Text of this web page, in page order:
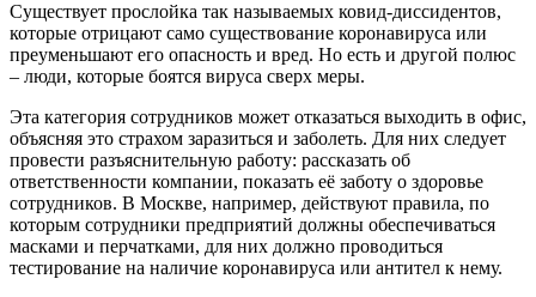
Существует прослойка так называемых ковид-диссидентов,
которые отрицают само существование коронавируса или
преуменьшают его опасность и вред. Но есть и другой полюс
– люди, которые боятся вируса сверх меры.
Эта категория сотрудников может отказаться выходить в офис,
объясняя это страхом заразиться и заболеть. Для них следует
провести разъяснительную работу: рассказать об
ответственности компании, показать её заботу о здоровье
сотрудников. В Москве, например, действуют правила, по
которым сотрудники предприятий должны обеспечиваться
масками и перчатками, для них должно проводиться
тестирование на наличие коронавируса или антител к нему.